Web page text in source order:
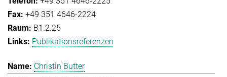
+49 351 4646-2224
B1.2.25
Publikationsreferenzen
Christin Butter